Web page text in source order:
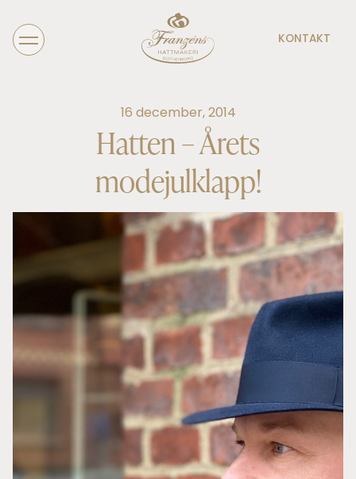
KONTAKT
16 december, 2014
Hatten – Årets
modejulklapp!